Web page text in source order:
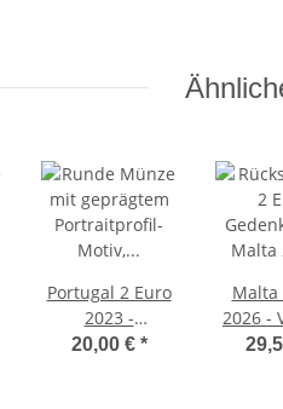
Portugal 2 Euro
2023 -
Weltjugendtag
20,00 € *
Malta
2026 -
BU